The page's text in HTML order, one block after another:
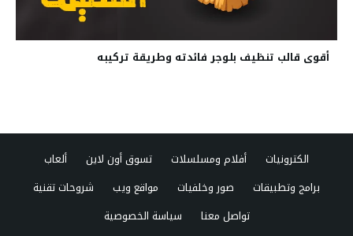
أقوى قالب تنظيف بلوجر فائدته وطريقة تركيبه
الكترونيات أفلام ومسلسلات تسوق أون لاين
ألعاب
برامج وتطبيقات
صور وخلفيات مواقع ويب
شروحات تقنية
تواصل معنا
سياسة الخصوصية